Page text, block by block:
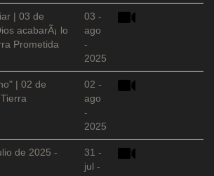
| 03 de
acabarÃ¡ lo
Prometida
03 -
ago
-
2025
| 02 de
02 -
ago
-
2025
de 2025 -
31 -
jul -